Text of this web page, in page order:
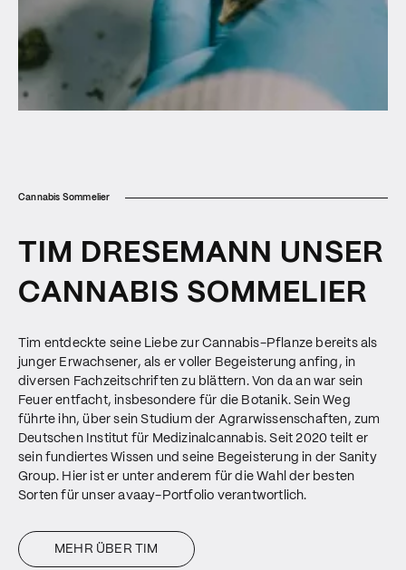
Cannabis Sommelier
TIM DRESEMANN UNSER
CANNABIS SOMMELIER
Tim entdeckte seine Liebe zur Cannabis-Pflanze bereits als
junger Erwachsener, als er voller Begeisterung anfing, in
diversen Fachzeitschriften zu blättern. Von da an war sein
Feuer entfacht, insbesondere für die Botanik. Sein Weg
führte ihn, über sein Studium der Agrarwissenschaften, zum
Deutschen Institut für Medizinalcannabis. Seit 2020 teilt er
sein fundiertes Wissen und seine Begeisterung in der Sanity
Group. Hier ist er unter anderem für die Wahl der besten
Sorten für unser avaay-Portfolio verantwortlich.
MEHR ÜBER TIM